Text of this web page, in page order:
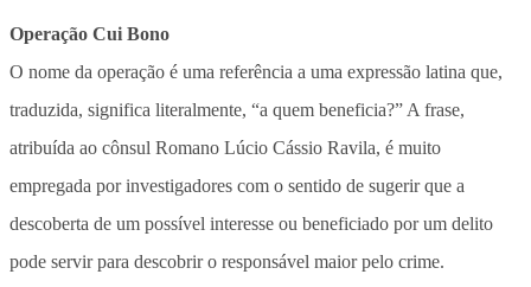
Operação Cui Bono
O nome da operação é uma referência a uma expressão latina que,
traduzida, significa literalmente, “a quem beneficia?” A frase,
atribuída ao cônsul Romano Lúcio Cássio Ravila, é muito
empregada por investigadores com o sentido de sugerir que a
descoberta de um possível interesse ou beneficiado por um delito
pode servir para descobrir o responsável maior pelo crime.